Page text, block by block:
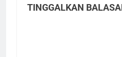
TINGGALKAN